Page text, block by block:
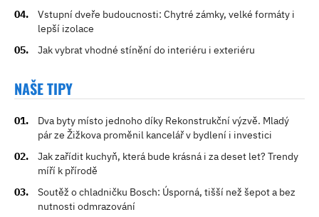
Vstupní dveře budoucnosti: Chytré zámky, velké formáty i
lepší izolace
Jak vybrat vhodné stínění do interiéru i exteriéru
NAŠE TIPY
Dva byty místo jednoho díky Rekonstrukční výzvě. Mladý
pár ze Žižkova proměnil kancelář v bydlení i investici
Jak zařídit kuchyň, která bude krásná i za deset let? Trendy
míří k přírodě
Soutěž o chladničku Bosch: Úsporná, tišší než šepot a bez
nutnosti odmrazování